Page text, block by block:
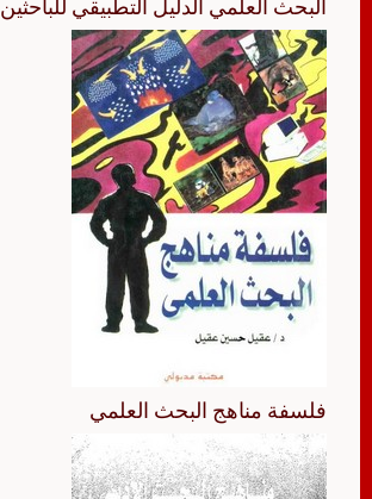
البحث العلمي الدليل التطبيقي للباحثين
فلسفة مناهج البحث العلمي